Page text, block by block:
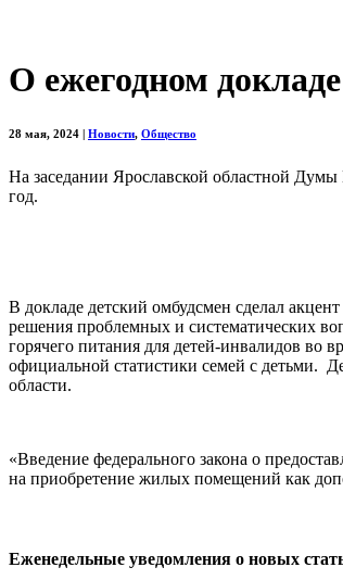
О ежегодном
28 мая, 2024 Новости, Общество
На заседании Ярославской областной
год.
В докладе детский омбудсмен сделал
решения проблемных и систематических
горячего питания для детей-инвалидов во
официальной статистики семей с детьми.
области.
«Введение федерального закона о
на приобретение жилых помещений как
Еженедельные уведомления о новых